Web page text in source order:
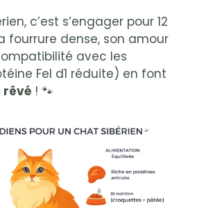
c’est s’engager pour 12
fourrure dense, son amour
avec les
Fel d1 réduite) en font
rêvé ! 🐾